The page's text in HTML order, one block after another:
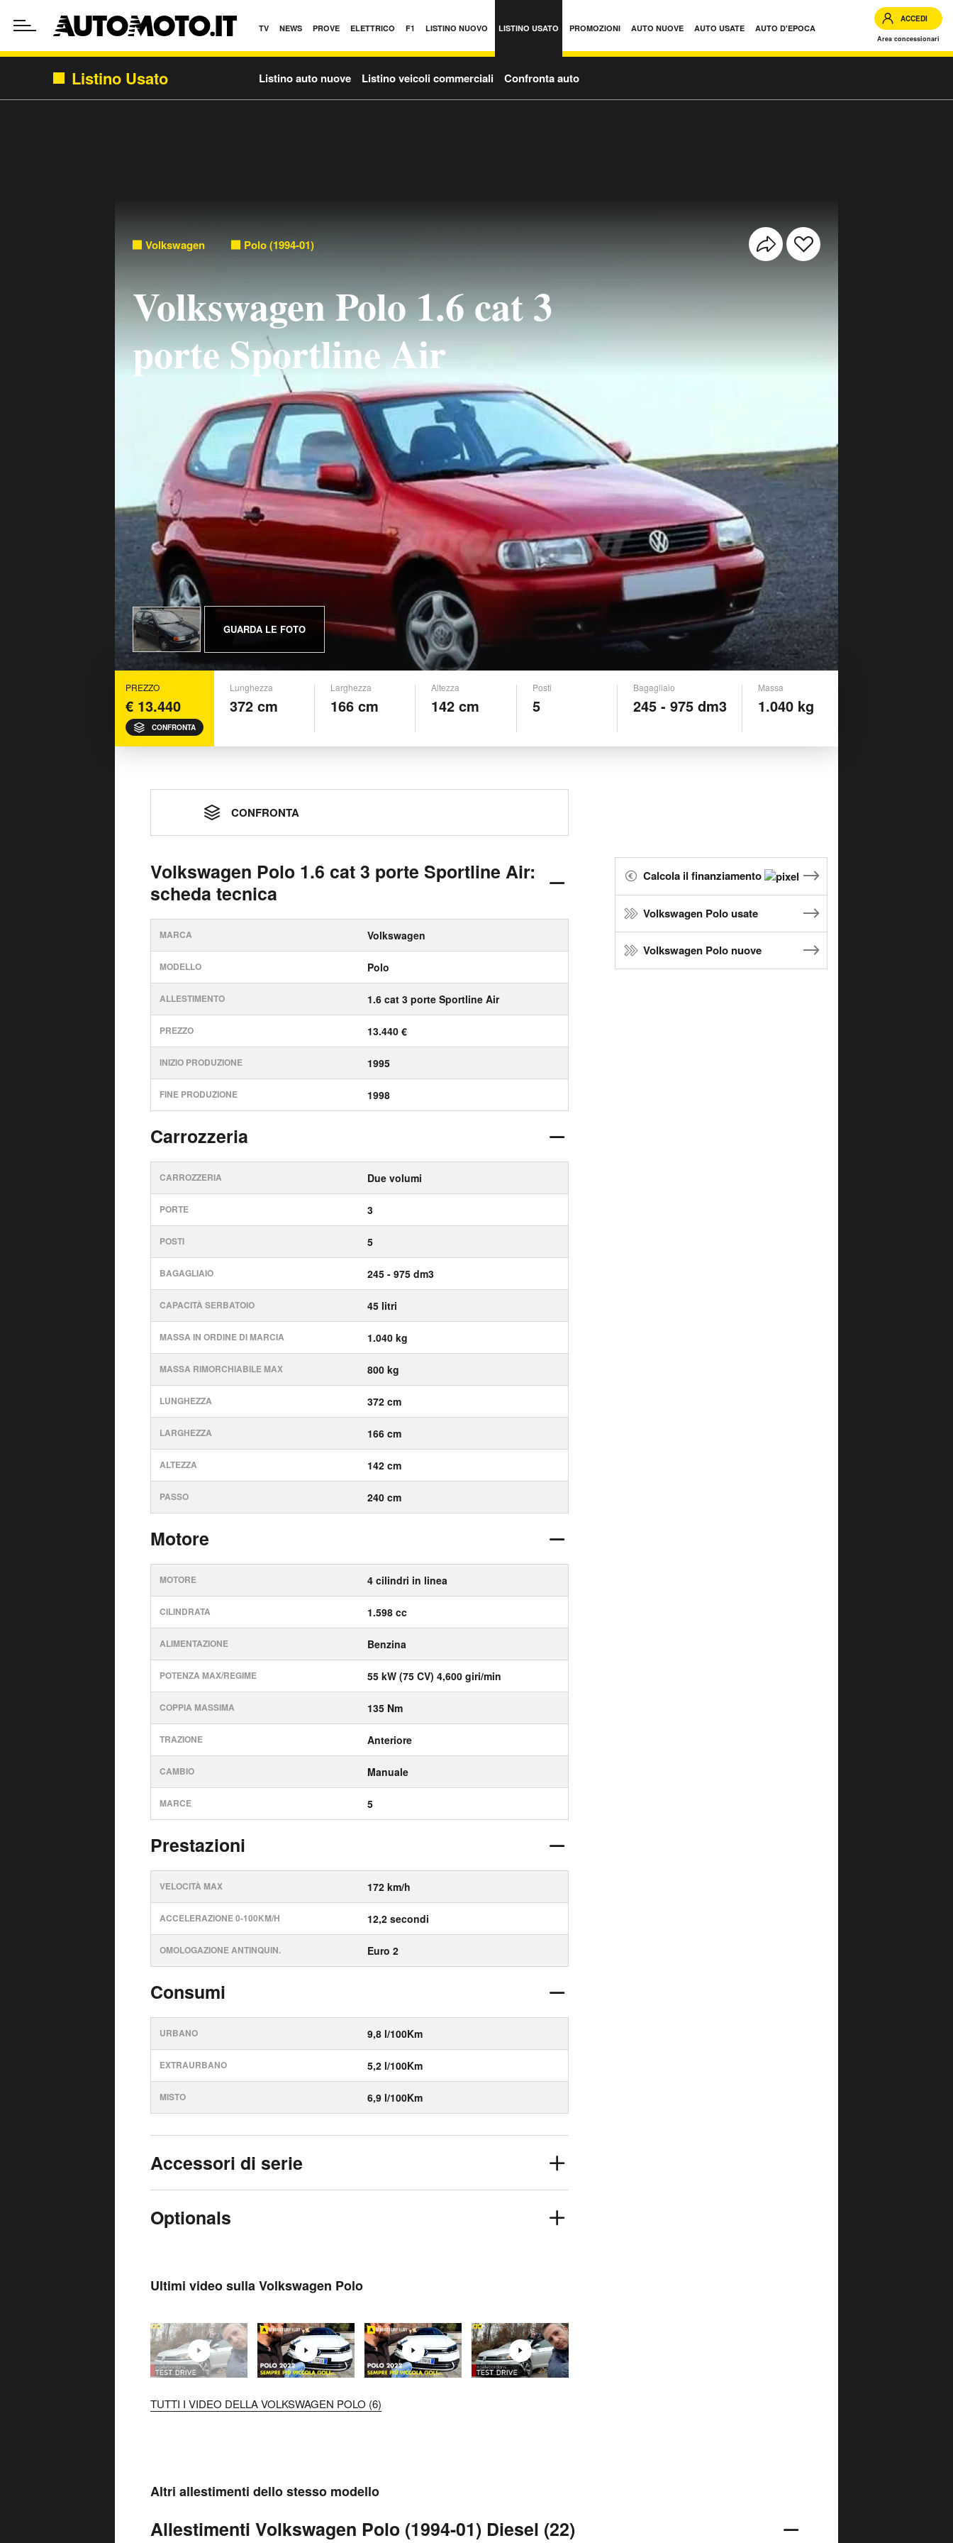
TV NEWS PROVE ELETTRICO F1 LISTINO NUOVO LISTINO USATO PROMOZIONI AUTO NUOVE AUTO USATE AUTO D'EPOCA
ACCEDI
Area concessionari
Listino Usato Listino auto nuove Listino veicoli commerciali Confronta auto
Volkswagen Polo (1994-01)
Volkswagen Polo 1.6 cat 3
porte Sportline Air
GUARDA LE FOTO
PREZZO
€ 13.440
CONFRONTA
Lunghezza
372 cm
Larghezza
166 cm
Altezza
142 cm
Posti
5
Bagagliaio
245 - 975 dm3
Massa
1.040 kg
CONFRONTA
Volkswagen Polo 1.6 cat 3 porte Sportline Air:
scheda tecnica
MARCA Volkswagen
MODELLO Polo
ALLESTIMENTO 1.6 cat 3 porte Sportline Air
PREZZO 13.440 €
INIZIO PRODUZIONE 1995
FINE PRODUZIONE 1998
Carrozzeria
CARROZZERIA Due volumi
PORTE 3
POSTI 5
BAGAGLIAIO 245 - 975 dm3
CAPACITÀ SERBATOIO 45 litri
MASSA IN ORDINE DI MARCIA 1.040 kg
MASSA RIMORCHIABILE MAX 800 kg
LUNGHEZZA 372 cm
LARGHEZZA 166 cm
ALTEZZA 142 cm
PASSO 240 cm
Motore
MOTORE 4 cilindri in linea
CILINDRATA 1.598 cc
ALIMENTAZIONE Benzina
POTENZA MAX/REGIME 55 kW (75 CV) 4,600 giri/min
COPPIA MASSIMA 135 Nm
TRAZIONE Anteriore
CAMBIO Manuale
MARCE 5
Prestazioni
VELOCITÀ MAX 172 km/h
ACCELERAZIONE 0-100KM/H 12,2 secondi
OMOLOGAZIONE ANTINQUIN. Euro 2
Consumi
URBANO 9,8 l/100Km
EXTRAURBANO 5,2 l/100Km
MISTO 6,9 l/100Km
Accessori di serie
Optionals
Ultimi video sulla Volkswagen Polo
TUTTI I VIDEO DELLA VOLKSWAGEN POLO (6)
Calcola il finanziamento
Volkswagen Polo usate
Volkswagen Polo nuove
Altri allestimenti dello stesso modello
Allestimenti Volkswagen Polo (1994-01) Diesel (22)